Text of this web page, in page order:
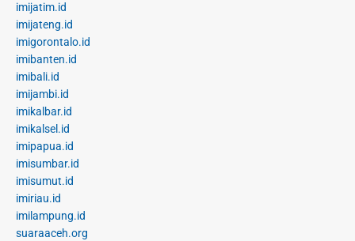
imijatim.id
imijateng.id
imigorontalo.id
imibanten.id
imibali.id
imijambi.id
imikalbar.id
imikalsel.id
imipapua.id
imisumbar.id
imisumut.id
imiriau.id
imilampung.id
suaraaceh.org